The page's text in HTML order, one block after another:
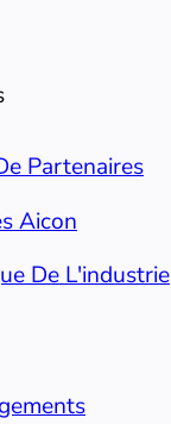
Partenaires
Aicon
De L'industrie